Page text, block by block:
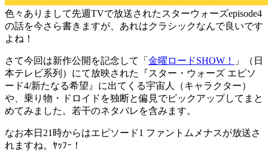
色々ありまして先週TVで放送されたスターウォーズepisode4
の話を今さら書きますが、あれはクラシックなんで良いです
よね！
さて今回は新作公開を記念して「 金曜ロードSHOW！
」（日
本テレビ系列）にて放映された『スター・ウォーズ エピソ
ード4/新たなる希望』に出てくる宇宙人（キャラクター）
や、乗り物・ドロイドを独断と偏見でピックアップしてまと
めてみました。若干のネタバレを含みます。
なお本日21時からはエピソード1 ファントムメナスが放送さ
れますね。ﾔｯﾌｰ！